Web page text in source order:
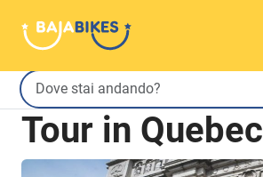
Tour in Quebec